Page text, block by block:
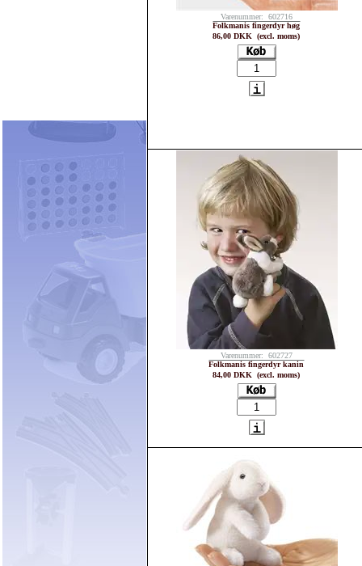
Varenummer: 602716
Folkmanis fingerdyr høg
86,00 DKK (excl. moms)
Varenummer: 602727
Folkmanis fingerdyr kanin
84,00 DKK (excl. moms)